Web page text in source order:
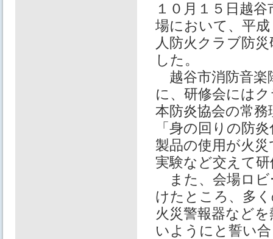
１０月１５日越
場において、平
人防火クラブ防
した。
越谷市消防音楽
に、研修会には
本防炎協会の常
「身の回りの防
製品の使用が火
実験など交えて
また、会場ロビ
けたところ、多
火災警報器など
いようにと誓い